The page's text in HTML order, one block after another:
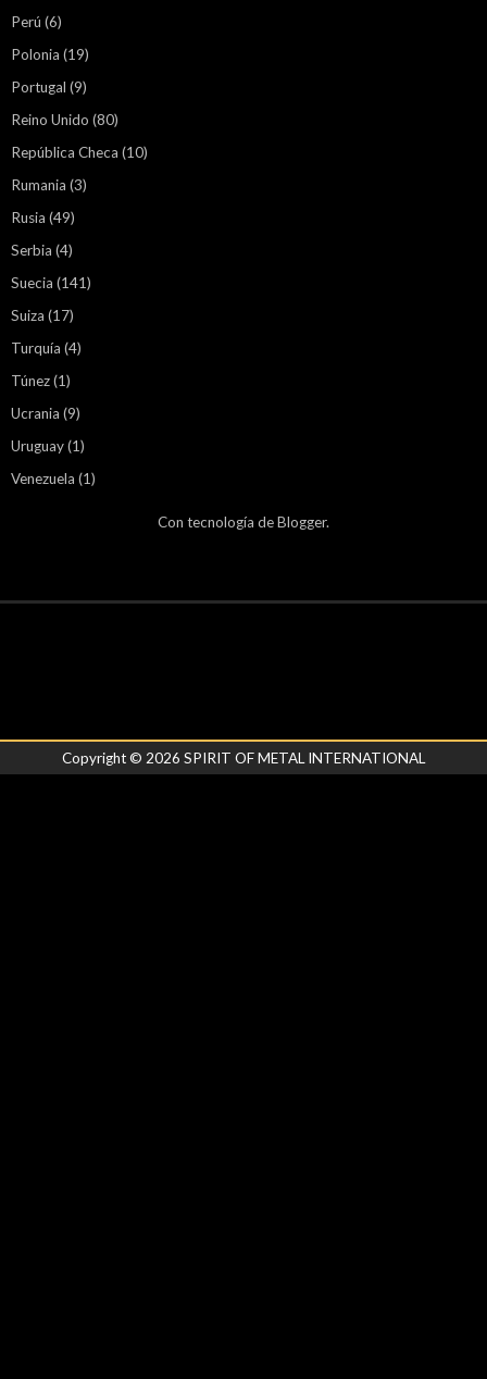
Perú (6)
Polonia (19)
Portugal (9)
Reino Unido (80)
República Checa (10)
Rumania (3)
Rusia (49)
Serbia (4)
Suecia (141)
Suiza (17)
Turquía (4)
Túnez(1)
Ucrania (9)
Uruguay(1)
Venezuela (1)
Con tecnología deBlogger.
Copyright © 2026 SPIRIT OF METAL INTERNATIONAL